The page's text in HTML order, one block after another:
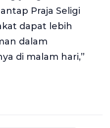
Praja Seligi
dapat lebih
dalam
di malam hari,”